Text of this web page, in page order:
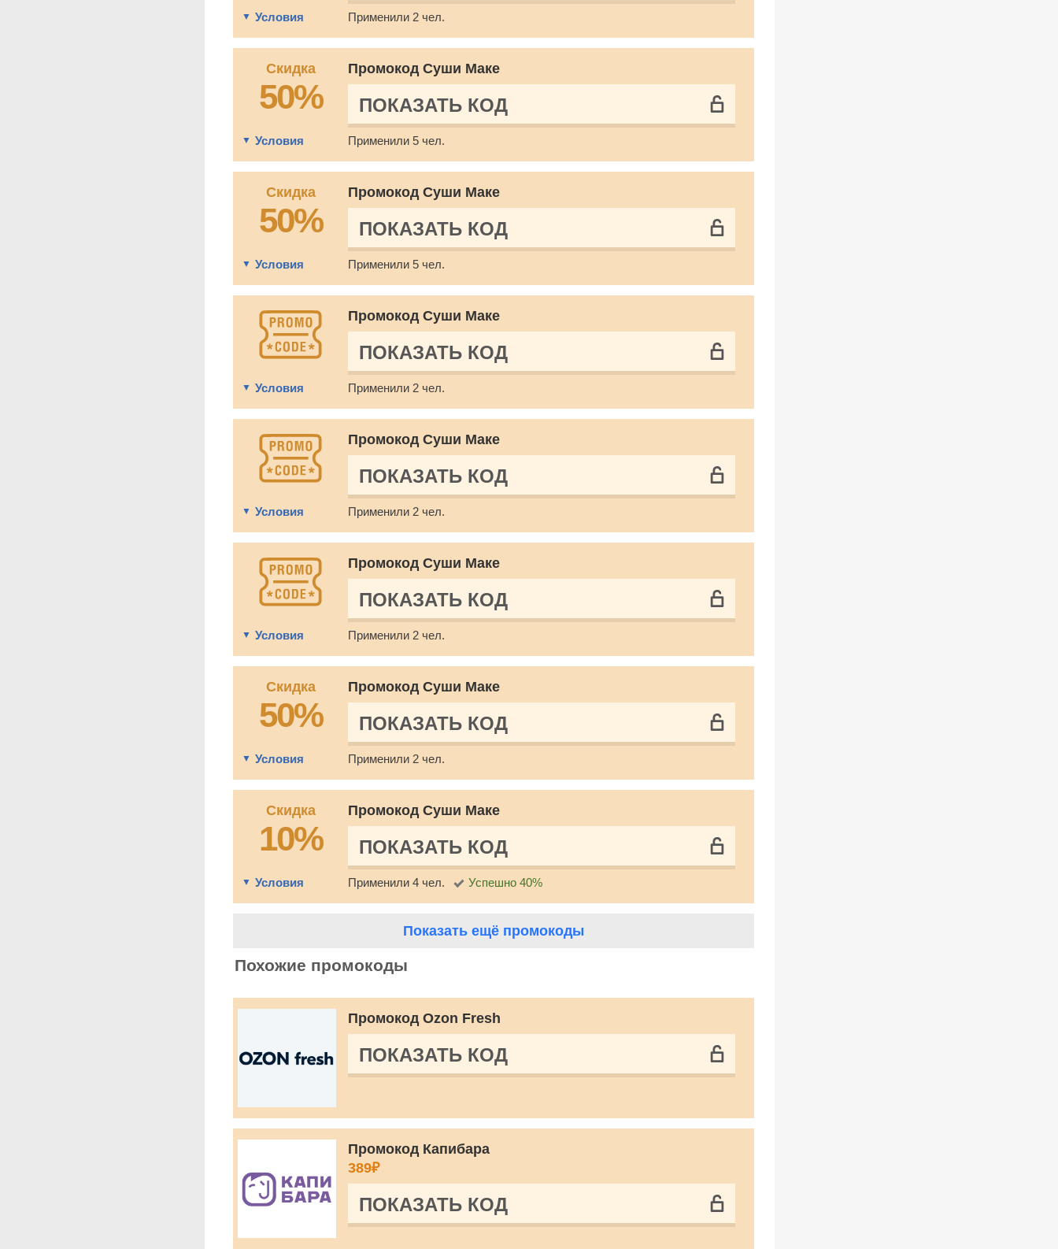
Условия Применили 2 чел.
Скидка
50%
Промокод Суши Маке
ПОКАЗАТЬ КОД
Условия Применили 5 чел.
Скидка
50%
Промокод Суши Маке
ПОКАЗАТЬ КОД
Условия Применили 5 чел.
Промокод Суши Маке
ПОКАЗАТЬ КОД
Условия Применили 2 чел.
Промокод Суши Маке
ПОКАЗАТЬ КОД
Условия Применили 2 чел.
Промокод Суши Маке
ПОКАЗАТЬ КОД
Условия Применили 2 чел.
Скидка
50%
Промокод Суши Маке
ПОКАЗАТЬ КОД
Условия Применили 2 чел.
Скидка
10%
Промокод Суши Маке
ПОКАЗАТЬ КОД
Условия Применили 4 чел. Успешно 40%
Показать ещё промокоды
Похожие промокоды
Промокод Ozon Fresh
ПОКАЗАТЬ КОД
Промокод Капибара
389₽
ПОКАЗАТЬ КОД